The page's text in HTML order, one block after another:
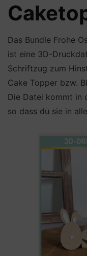
Das Bundle Frohe
ist eine 3D-
Schriftzug zum
Cake Topper bzw.
Die Datei kommt in
so dass du sie in